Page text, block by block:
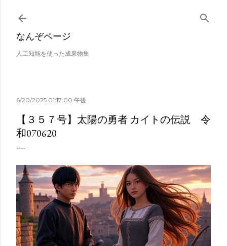
スキップしてメイン コンテンツに移動
なんぞページ
人工知能を使った成果物集
6/20/2025 01:17:00 午後
【３５７号】太陽の勇者 カイトの伝説 令
和070620